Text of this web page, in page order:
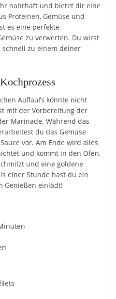
nahrhaft und bietet dir eine
Proteinen, Gemüse und
es eine perfekte
zu verwerten. Du wirst
zu einem deiner
Auflaufs könnte nicht
mit der Vorbereitung der
Marinade. Während das
du das Gemüse
vor. Am Ende wird alles
und kommt in den Ofen,
und eine goldene
einer Stunde hast du ein
Genießen einlädt!